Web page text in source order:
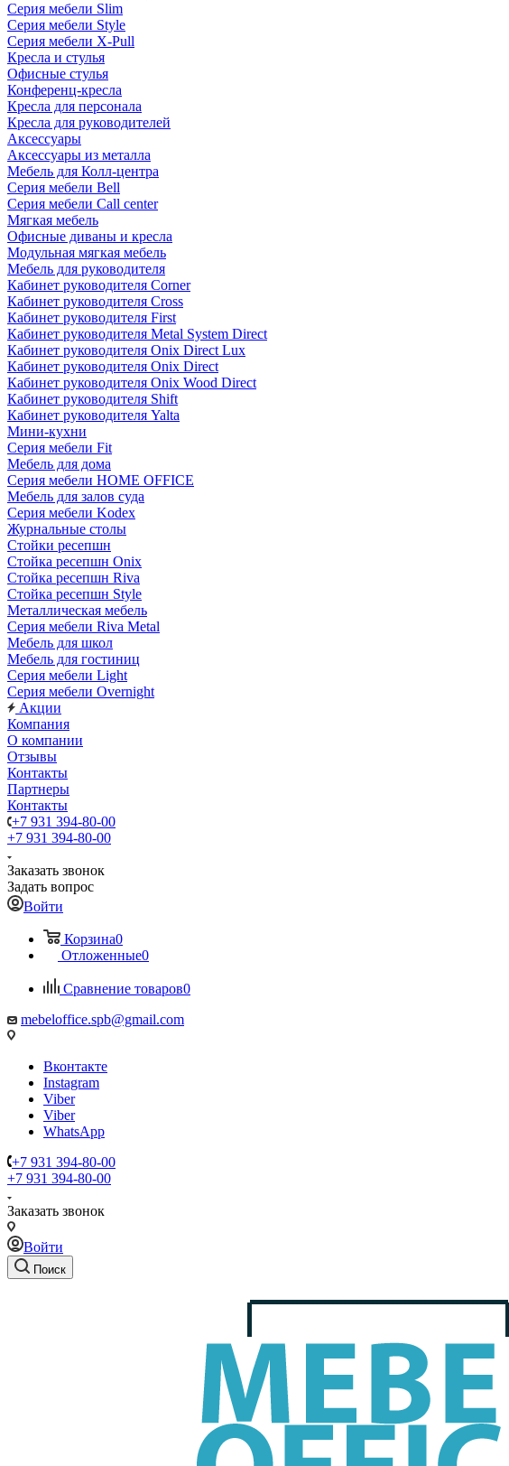
Серия мебели Slim
Серия мебели Style
Серия мебели X-Pull
Кресла и стулья
Офисные стулья
Конференц-кресла
Кресла для персонала
Кресла для руководителей
Аксессуары
Аксессуары из металла
Мебель для Колл-центра
Серия мебели Bell
Серия мебели Call center
Мягкая мебель
Офисные диваны и кресла
Модульная мягкая мебель
Мебель для руководителя
Кабинет руководителя Corner
Кабинет руководителя Cross
Кабинет руководителя First
Кабинет руководителя Metal System Direct
Кабинет руководителя Onix Direct Lux
Кабинет руководителя Onix Direct
Кабинет руководителя Onix Wood Direct
Кабинет руководителя Shift
Кабинет руководителя Yalta
Мини-кухни
Серия мебели Fit
Мебель для дома
Серия мебели HOME OFFICE
Мебель для залов суда
Серия мебели Kodex
Журнальные столы
Стойки ресепшн
Стойка ресепшн Onix
Стойка ресепшн Riva
Стойка ресепшн Style
Металлическая мебель
Серия мебели Riva Metal
Мебель для школ
Мебель для гостиниц
Серия мебели Light
Серия мебели Overnight
Акции
Компания
О компании
Отзывы
Контакты
Партнеры
Контакты
+7 931 394-80-00
+7 931 394-80-00
Заказать звонок
Задать вопрос
Войти
Корзина0
Отложенные0
Сравнение товаров0
mebeloffice.spb@gmail.com
Вконтакте
Instagram
Viber
Viber
WhatsApp
+7 931 394-80-00
+7 931 394-80-00
Заказать звонок
Войти
Поиск